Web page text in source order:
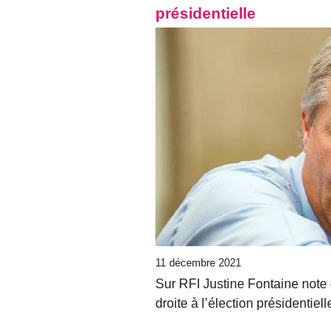
présidentielle
11 décembre 2021
Sur RFI Justine Fontaine
droite à l’élection